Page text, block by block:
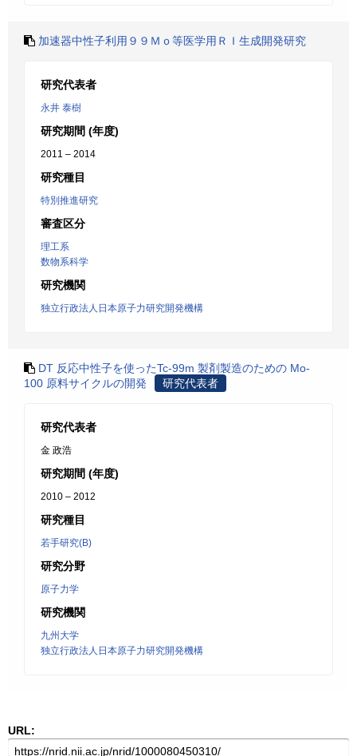
加速器中性子利用９９Ｍｏ等医学用ＲＩ生成開発研究
研究代表者
永井 泰樹
研究期間 (年度)
2011 – 2014
研究種目
特別推進研究
審査区分
理工系
数物系科学
研究機関
独立行政法人日本原子力研究開発機構
DT 反応中性子を使ったTc-99m 製剤製造のための Mo-
100 原料サイクルの開発
研究代表者
研究代表者
金 政浩
研究期間 (年度)
2010 – 2012
研究種目
若手研究(B)
研究分野
原子力学
研究機関
九州大学
独立行政法人日本原子力研究開発機構
URL: